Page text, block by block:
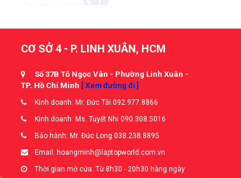
CƠ SỞ 4 - P. LINH XUÂN, HCM
Số 37B Tô Ngọc Vân - Phường Linh Xuân -
TP. Hồ Chí Minh [ Xem đường đi ]
Kinh doanh: Mr. Đức Tài 092.977.8866
Kinh doanh: Ms. Tuyết Nhi 090.308.5016
Bảo hành: Mr. Đức Long 038.238.8895
Email: hoangminh@laptopworld.com.vn
Thời gian mở cửa: Từ 8h30 - 20h30 hàng ngày